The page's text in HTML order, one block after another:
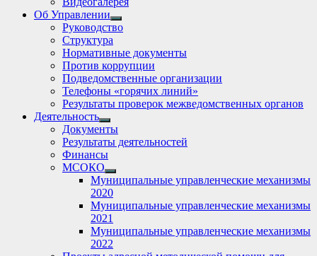
menu
Об Управлении
Show
sub
Руководство
Структура
Нормативные документы
Против коррупции
Подведомственные организации
Телефоны «горячих линий»
Результаты проверок межведомственных органов
Деятельность
Show
sub
menu
Документы
Результаты деятельностей
Финансы
МСОКО
Show
sub
menu
Муниципальные управленческие механизмы
2020
Муниципальные управленческие механизмы
2021
Муниципальные управленческие механизмы
2022